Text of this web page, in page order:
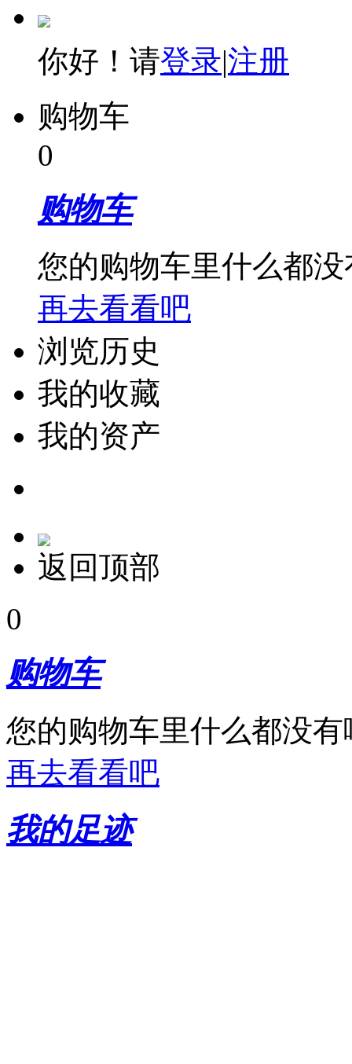
你好！请登录|注册
购物车
0
购物车
您的购物车里什么都没
再去看看吧
浏览历史
我的收藏
我的资产
返回顶部
0
购物车
您的购物车里什么都没有
再去看看吧
我的足迹